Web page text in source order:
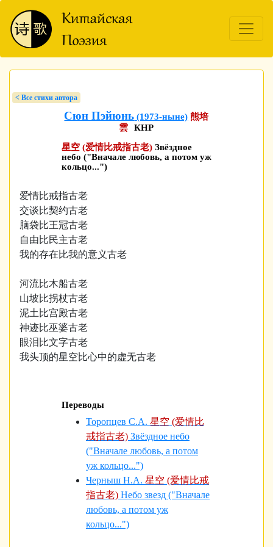
< Bсе стихи автора
Сюн Пэйюнь (1973-ныне) 熊培
雲
КНР
星空 (爱情比戒指古老) Звёздное
небо ("Вначале любовь, а потом уж
кольцо...")
爱情比戒指古老
交谈比契约古老
脑袋比王冠古老
自由比民主古老
我的存在比我的意义古老
河流比木船古老
山坡比拐杖古老
泥土比宫殿古老
神迹比巫婆古老
眼泪比文字古老
我头顶的星空比心中的虚无古老
Переводы
Торопцев С.А. 星空 (爱情比
戒指古老) Звёздное небо
("Вначале любовь, а потом
уж кольцо...")
Черныш Н.А. 星空 (爱情比戒
指古老) Небо звезд ("Вначале
любовь, а потом уж
кольцо...")